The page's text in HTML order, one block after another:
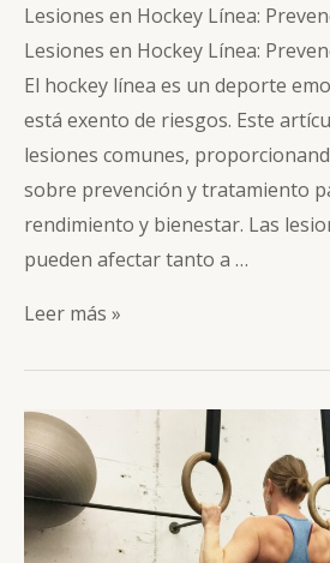
Lesiones en Hockey Línea:
Lesiones en Hockey Línea:
El hockey línea es un deporte
está exento de riesgos. Este
lesiones comunes,
sobre prevención y tratamiento
rendimiento y bienestar. Las
pueden afectar tanto a …
Lesiones
Línea
Leer más »